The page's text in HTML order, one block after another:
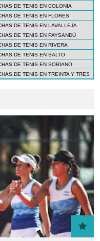
DE TENIS EN COLONIA
DE TENIS EN FLORES
DE TENIS EN LAVALLEJA
DE TENIS EN PAYSANDÚ
DE TENIS EN RIVERA
DE TENIS EN SALTO
DE TENIS EN SORIANO
DE TENIS EN TREINTA Y TRES